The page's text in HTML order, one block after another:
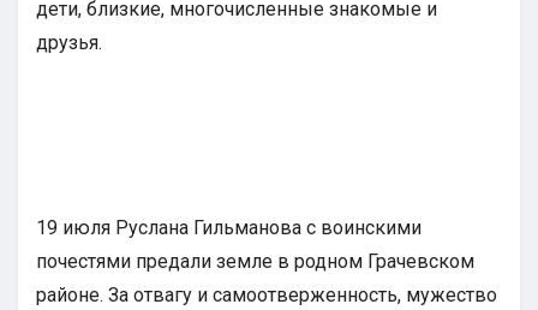
дети, близкие, многочисленные знакомые и
друзья.
19 июля Руслана Гильманова с воинскими
почестями предали земле в родном Грачевском
районе. За отвагу и самоотверженность, мужество